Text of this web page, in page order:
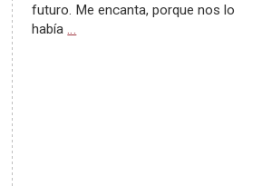
futuro. Me encanta, porque nos lo
había…